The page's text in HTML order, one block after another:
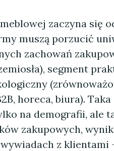
zaczyna się
muszą porzucić
zachowań
segment
horeca, biura). Taka
na demografii, ale
zakupowych,
z klientami